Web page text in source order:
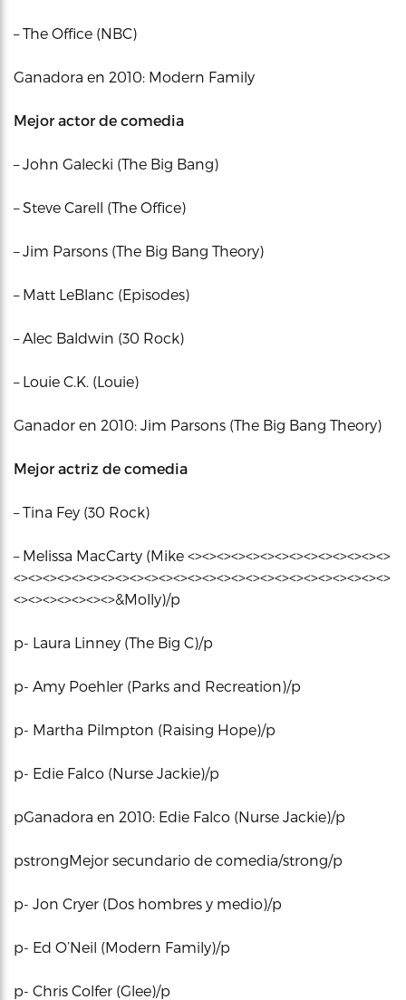
– The Office (NBC)
Ganadora en 2010: Modern Family
Mejor actor de comedia
– John Galecki (The Big Bang)
– Steve Carell (The Office)
– Jim Parsons (The Big Bang Theory)
– Matt LeBlanc (Episodes)
– Alec Baldwin (30 Rock)
– Louie C.K. (Louie)
Ganador en 2010: Jim Parsons (The Big Bang Theory)
Mejor actriz de comedia
– Tina Fey (30 Rock)
– Melissa MacCarty (Mike <><><><><><><><><><><><><><>
<><><><><><><><><><><><><><><><><><><><><><><><><><>
<><><><><><><>&Molly)/p
p- Laura Linney (The Big C)/p
p- Amy Poehler (Parks and Recreation)/p
p- Martha Pilmpton (Raising Hope)/p
p- Edie Falco (Nurse Jackie)/p
pGanadora en 2010: Edie Falco (Nurse Jackie)/p
pstrongMejor secundario de comedia/strong/p
p- Jon Cryer (Dos hombres y medio)/p
p- Ed O’Neil (Modern Family)/p
p- Chris Colfer (Glee)/p